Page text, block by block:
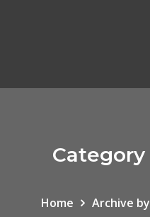
Category
Home Archive